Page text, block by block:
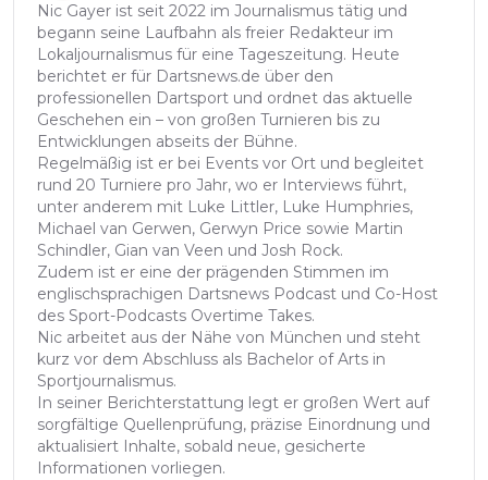
Nic Gayer ist seit 2022 im Journalismus tätig und
begann seine Laufbahn als freier Redakteur im
Lokaljournalismus für eine Tageszeitung. Heute
berichtet er für Dartsnews.de über den
professionellen Dartsport und ordnet das aktuelle
Geschehen ein – von großen Turnieren bis zu
Entwicklungen abseits der Bühne.
Regelmäßig ist er bei Events vor Ort und begleitet
rund 20 Turniere pro Jahr, wo er Interviews führt,
unter anderem mit Luke Littler, Luke Humphries,
Michael van Gerwen, Gerwyn Price sowie Martin
Schindler, Gian van Veen und Josh Rock.
Zudem ist er eine der prägenden Stimmen im
englischsprachigen Dartsnews Podcast und Co-Host
des Sport-Podcasts Overtime Takes.
Nic arbeitet aus der Nähe von München und steht
kurz vor dem Abschluss als Bachelor of Arts in
Sportjournalismus.
In seiner Berichterstattung legt er großen Wert auf
sorgfältige Quellenprüfung, präzise Einordnung und
aktualisiert Inhalte, sobald neue, gesicherte
Informationen vorliegen.